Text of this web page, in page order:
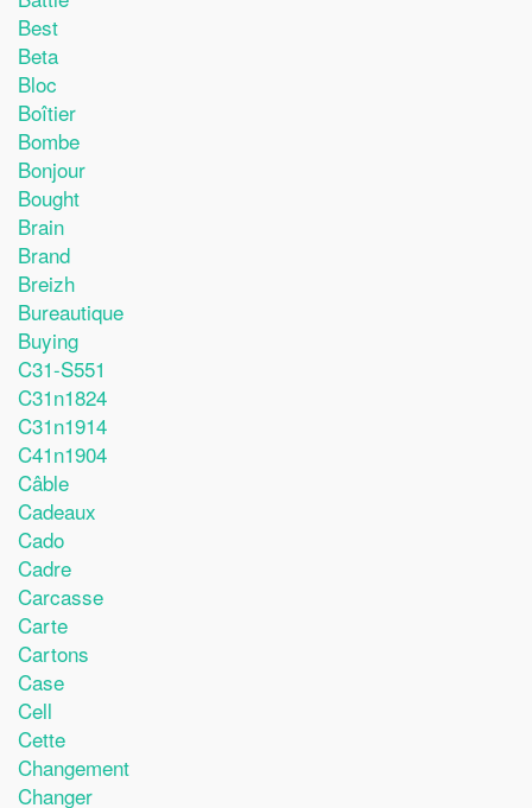
Best
Beta
Bloc
Boîtier
Bombe
Bonjour
Bought
Brain
Brand
Breizh
Bureautique
Buying
C31-S551
C31n1824
C31n1914
C41n1904
Câble
Cadeaux
Cado
Cadre
Carcasse
Carte
Cartons
Case
Cell
Cette
Changement
Changer